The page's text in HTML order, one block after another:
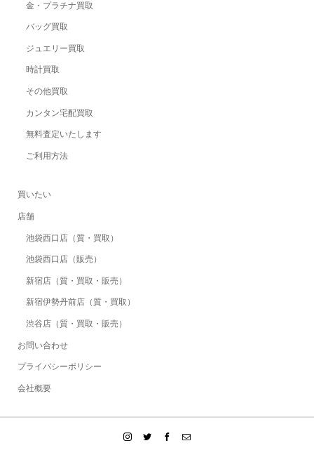
金・プラチナ買取
バッグ買取
ジュエリー買取
時計買取
その他買取
カンタン宅配買取
無料査定いたします
ご利用方法
買いたい
店舗
池袋西口店（質・買取）
池袋西口店（販売）
新宿店（質・買取・販売）
新宿伊勢丹前店（質・買取）
渋谷店（質・買取・販売）
お問い合わせ
プライバシーポリシー
会社概要